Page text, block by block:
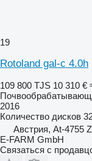
19
Rotoland gal-c 4.0h
109 800 TJS 10 310 €
2016
Количество дисков
Австрия, At-4755
E-FARM GmbH
Связаться с